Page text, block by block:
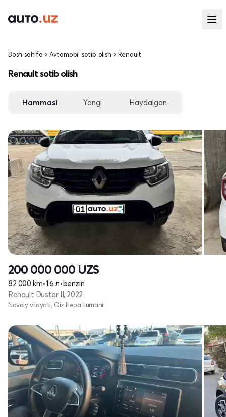
Bosh sahifa Avtomobil sotib olish Renault
Renault sotib olish
Hammasi Yangi Haydalgan
200 000 000 UZS
82 000 km•1.6 л•benzin
Renault Duster II, 2022
Navoiy viloyati, Qiziltepa tumani